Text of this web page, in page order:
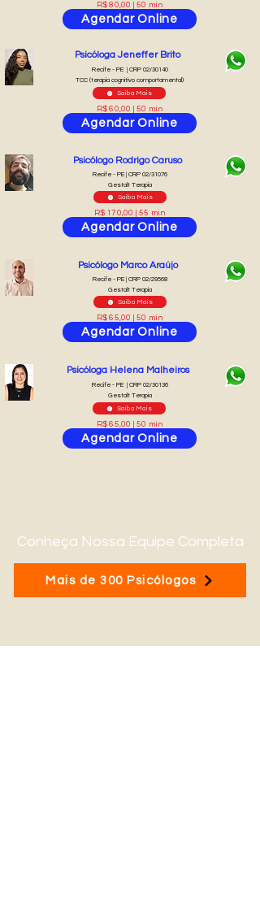
Agendar Online
R$ 80,00 | 50 min
Saiba Mais
Psicóloga Jeneffer Brito
Agendar Online
R$ 60,00 | 50 min
Recife - PE | CRP 02/30140
TCC (terapia cognitivo comportamental)
Saiba Mais
Psicólogo Rodrigo Caruso
Agendar Online
R$ 170,00 | 55 min
Recife - PE | CRP 02/31076
Gestalt Terapia
Saiba Mais
Psicólogo Marco Araújo
Agendar Online
R$ 65,00 | 50 min
Recife - PE | CRP 02/29568
Gestalt Terapia
Saiba Mais
Psicóloga Helena Malheiros
Agendar Online
R$ 65,00 | 50 min
Recife - PE | CRP 02/30136
Gestalt Terapia
Mais de 300 Psicólogos
Conheça Nossa Equipe Completa